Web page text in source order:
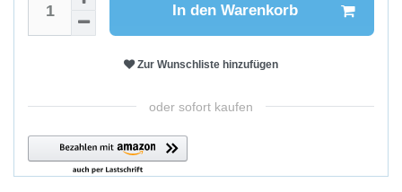
In den Warenkorb
Zur Wunschliste hinzufügen
oder sofort kaufen